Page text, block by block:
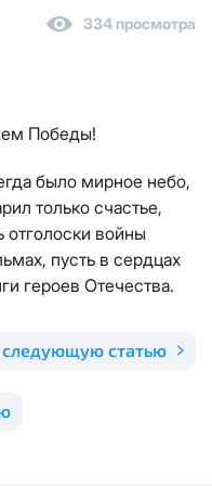
334 просмотра
Победы!
было мирное небо,
только счастье,
отголоски войны
пусть в сердцах
героев Отечества.
следующую статью
данных
обработки
данных
обработки
один раз
IP адреса с
списывается